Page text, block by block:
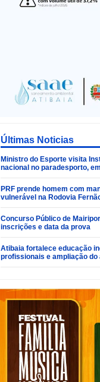
Últimas Noticias
Ministro do Esporte visita
nacional no paradesporto,
PRF prende homem com
vulnerável na Rodovia
Concurso Público de
inscrições e data da prova
Atibaia fortalece educação
profissionais e ampliação